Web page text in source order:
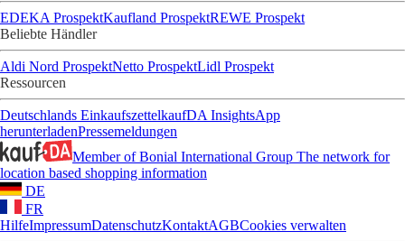
EDEKA ProspektKaufland ProspektREWE Prospekt
Beliebte Händler
Aldi Nord ProspektNetto ProspektLidl Prospekt
Ressourcen
Deutschlands EinkaufszettelkaufDA InsightsApp
herunterladenPressemeldungen
Member of Bonial International Group The network for
location based shopping information
DE
FR
HilfeImpressumDatenschutzKontaktAGBCookies verwalten